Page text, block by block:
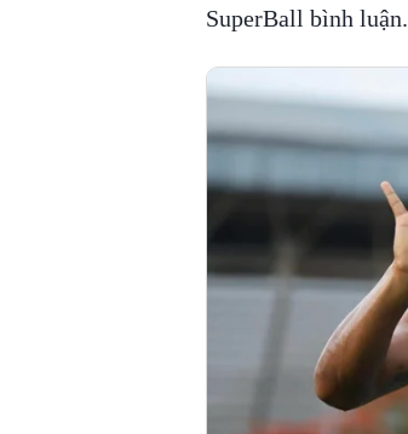
SuperBall bình luận.